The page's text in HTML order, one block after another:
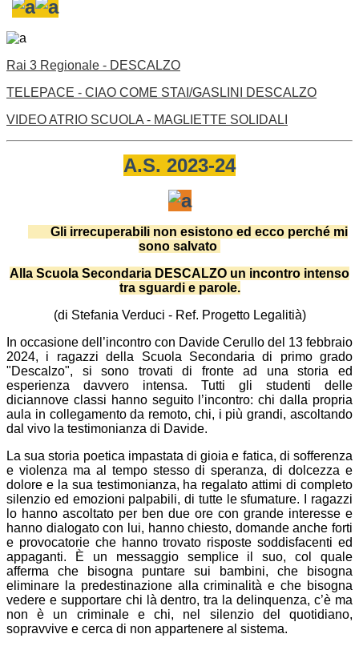
Rai 3 Regionale - DESCALZO
TELEPACE - CIAO COME STAI/GASLINI DESCALZO
VIDEO ATRIO SCUOLA - MAGLIETTE SOLIDALI
A.S. 2023-24
Gli irrecuperabili non esistono ed ecco perché mi
sono salvato
Alla Scuola Secondaria DESCALZO un incontro intenso
tra sguardi e parole.
(di Stefania Verduci - Ref. Progetto Legalitià)
In occasione dell’incontro con Davide Cerullo del 13 febbraio
2024, i ragazzi della Scuola Secondaria di primo grado
"Descalzo", si sono trovati di fronte ad una storia ed
esperienza davvero intensa. Tutti gli studenti delle
diciannove classi hanno seguito l’incontro: chi dalla propria
aula in collegamento da remoto, chi, i più grandi, ascoltando
dal vivo la testimonianza di Davide.
La sua storia poetica impastata di gioia e fatica, di sofferenza
e violenza ma al tempo stesso di speranza, di dolcezza e
dolore e la sua testimonianza, ha regalato attimi di completo
silenzio ed emozioni palpabili, di tutte le sfumature. I ragazzi
lo hanno ascoltato per ben due ore con grande interesse e
hanno dialogato con lui, hanno chiesto, domande anche forti
e provocatorie che hanno trovato risposte soddisfacenti ed
appaganti. È un messaggio semplice il suo, col quale
afferma che bisogna puntare sui bambini, che bisogna
eliminare la predestinazione alla criminalità e che bisogna
vedere e supportare chi là dentro, tra la delinquenza, c’è ma
non è un criminale e chi, nel silenzio del quotidiano,
sopravvive e cerca di non appartenere al sistema.